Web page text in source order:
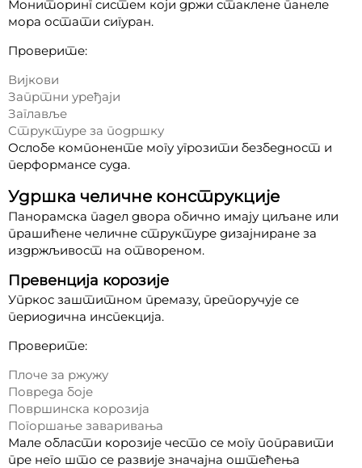
Мониторинг систем који држи стаклене панеле
мора остати сигуран.
Проверите:
Вијкови
Запртни уређаји
Заглавље
Структуре за подршку
Ослобе компоненте могу угрозити безбедност и
перформансе суда.
Удршка челичне конструкције
Панорамска падел двора обично имају циљане или
прашићене челичне структуре дизајниране за
издржљивост на отвореном.
Превенција корозије
Упркос заштитном премазу, препоручује се
периодична инспекција.
Проверите:
Плоче за ржужу
Повреда боје
Површинска корозија
Погоршање заваривања
Мале области корозије често се могу поправити
пре него што се развије значајна оштећења